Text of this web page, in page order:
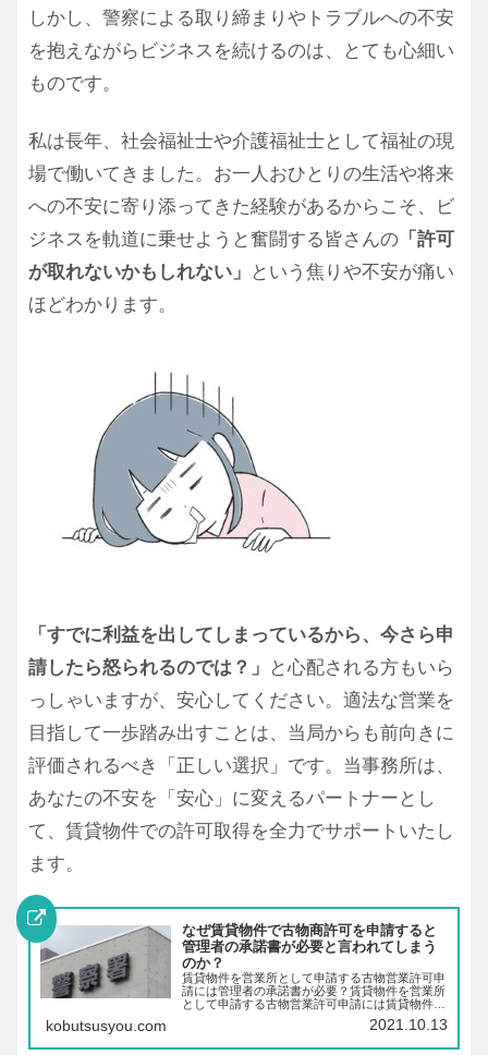
しかし、警察による取り締まりやトラブルへの不安
を抱えながらビジネスを続けるのは、とても心細い
ものです。
私は長年、社会福祉士や介護福祉士として福祉の現
場で働いてきました。お一人おひとりの生活や将来
への不安に寄り添ってきた経験があるからこそ、ビ
ジネスを軌道に乗せようと奮闘する皆さんの 「許可
が取れないかもしれない」
という焦りや不安が痛い
ほどわかります。
「すでに利益を出してしまっているから、今さら申
請したら怒られるのでは？」
と心配される方もいら
っしゃいますが、安心してください。適法な営業を
目指して一歩踏み出すことは、当局からも前向きに
評価されるべき「正しい選択」です。当事務所は、
あなたの不安を「安心」に変えるパートナーとし
て、賃貸物件での許可取得を全力でサポートいたし
ます。
なぜ賃貸物件で古物商許可を申請すると
管理者の承諾書が必要と言われてしまう
のか？
賃貸物件を営業所として申請する古物営業許可申
請には管理者の承諾書が必要？賃貸物件を営業所
として申請する古物営業許可申請には賃貸物件の
管理会社や大家さんの承諾書が必要なのでしょう
か。法律上は「不要」ですが、事実上は「必要な
kobutsusyou.com 2021.10.13